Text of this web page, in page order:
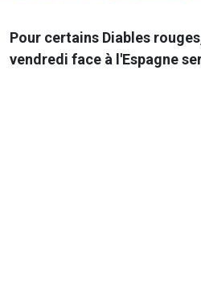
Pour certains Diables
vendredi face à l'Espagne